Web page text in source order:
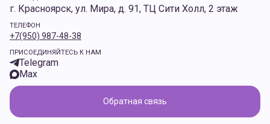
г. Красноярск, ул. Мира, д. 91, ТЦ Сити Холл, 2 этаж
ТЕЛЕФОН
+7(950) 987-48-38
ПРИСОЕДИНЯЙТЕСЬ К НАМ
Telegram
Max
Обратная связь